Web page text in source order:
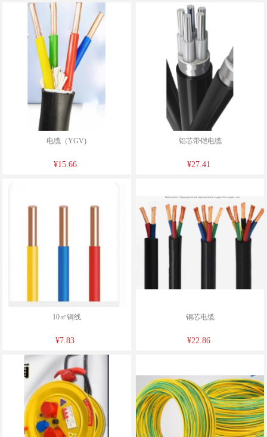
电缆（YGV)
¥15.66
铝芯带铠电缆
¥27.41
10㎡铜线
¥7.83
铜芯电缆
¥22.86